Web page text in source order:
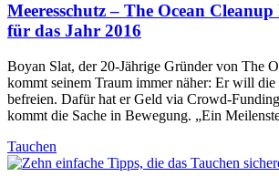
Meeresschutz – The Ocean
für das Jahr 2016
Boyan Slat, der 20-Jährige Gründer von The
kommt seinem Traum immer näher: Er will
befreien. Dafür hat er Geld via Crowd-
kommt die Sache in Bewegung. „Ein
Tauchen